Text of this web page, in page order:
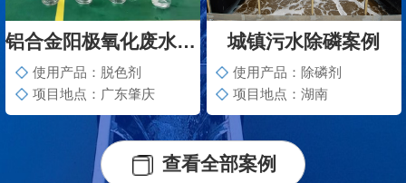
铝合金阳极氧化废水脱色案例
使用产品：脱色剂
项目地点：广东肇庆
城镇污水除磷案例
使用产品：除磷剂
项目地点：湖南
查看全部案例